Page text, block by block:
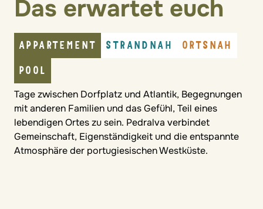
Das erwartet euch
APPARTEMENT STRANDNAH
ORTSNAH
POOL
Tage zwischen Dorfplatz und Atlantik, Begegnungen
mit anderen Familien und das Gefühl, Teil eines
lebendigen Ortes zu sein. Pedralva verbindet
Gemeinschaft, Eigenständigkeit und die entspannte
Atmosphäre der portugiesischen Westküste.